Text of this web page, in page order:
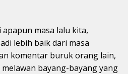
masa lalu kita,
lebih baik dari masa
komentar buruk orang lain,
bayang-bayang yang